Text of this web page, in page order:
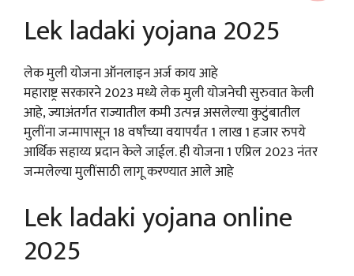
Lek ladaki yojana 2025
लेक मुली योजना ऑनलाइन अर्ज काय आहे
महाराष्ट्र सरकारने 2023 मध्ये लेक मुली योजनेची सुरुवात केली
आहे, ज्याअंतर्गत राज्यातील कमी उत्पन्न असलेल्या कुटुंबातील
मुलींना जन्मापासून 18 वर्षांच्या वयापर्यंत 1 लाख 1 हजार रुपये
आर्थिक सहाय्य प्रदान केले जाईल. ही योजना 1 एप्रिल 2023 नंतर
जन्मलेल्या मुलींसाठी लागू करण्यात आले आहे
Lek ladaki yojana online
2025